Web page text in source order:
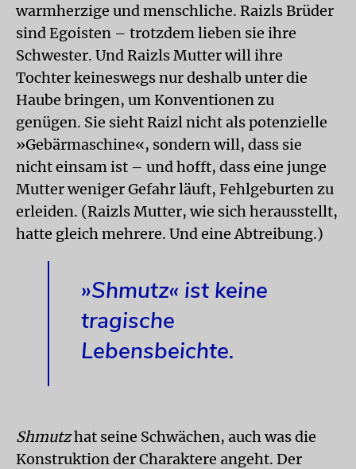
warmherzige und menschliche. Raizls Brüder
sind Egoisten – trotzdem lieben sie ihre
Schwester. Und Raizls Mutter will ihre
Tochter keineswegs nur deshalb unter die
Haube bringen, um Konventionen zu
genügen. Sie sieht Raizl nicht als potenzielle
»Gebärmaschine«, sondern will, dass sie
nicht einsam ist – und hofft, dass eine junge
Mutter weniger Gefahr läuft, Fehlgeburten zu
erleiden. (Raizls Mutter, wie sich herausstellt,
hatte gleich mehrere. Und eine Abtreibung.)
»Shmutz« ist keine
tragische
Lebensbeichte.
Shmutzhat seine Schwächen, auch was die
Konstruktion der Charaktere angeht. Der